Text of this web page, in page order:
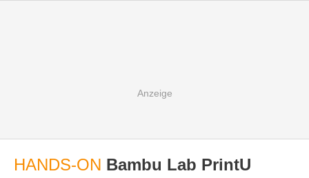
HANDS-ON Bambu Lab PrintU